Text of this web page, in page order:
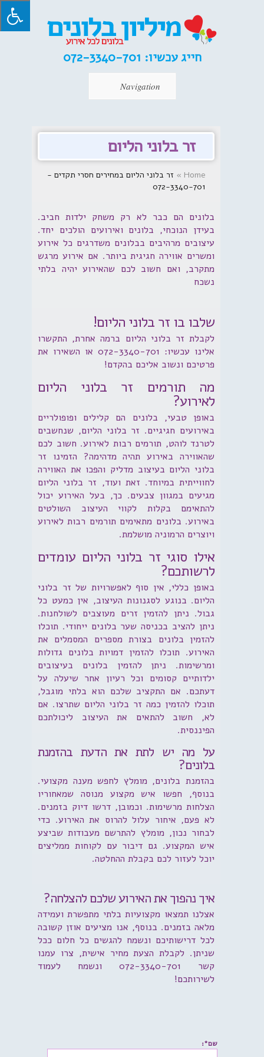
חייג עכשיו:
Navigation
זר בלוני הליום
Home
» זר בלוני הליום במחירים חסרי תקדים -
072-3340-701
בלונים הם כבר לא רק משחק ילדות חביב.
בעידן הנוכחי, בלונים ואירועים הולכים יחד.
עיצובים מרהיבים בבלונים משדרגים כל אירוע
ומשרים אווירה חגיגית ביותר. אם אירוע מרגש
מתקרב, ואם חשוב לכם שהאירוע יהיה בלתי
נשכח
שלבו בו זר בלוני הליום!
לקבלת זר בלוני הליום ברמה אחרת, התקשרו
אלינו עכשיו: 072-3340-701 או השאירו את
פרטיכם ונשוב אליכם בהקדם!
מה תורמים זר בלוני הליום
לאירוע?
באופן טבעי, בלונים הם קלילים ופופולריים
באירועים חגיגיים. זר בלוני הליום, שנחשבים
לטרנד לוהט, תורמים רבות לאירוע. חשוב לכם
שהאווירה באירוע תהיה מדהימה? הזמינו זר
בלוני הליום בעיצוב מדליק והפכו את האווירה
לחווייתית במיוחד. זאת ועוד, זר בלוני הליום
מגיעים במגוון צבעים. כך, בעל האירוע יכול
להתאימם בקלות לקווי העיצוב השולטים
באירוע. בלונים מתאימים תורמים רבות לאירוע
ויוצרים הרמוניה מושלמת.
אילו סוגי זר בלוני הליום עומדים
לרשותכם?
באופן כללי, אין סוף לאפשרויות של זר בלוני
הליום. בנוגע לסגנונות העיצוב, אין כמעט כל
גבול. ניתן להזמין זרים מעוצבים לשולחנות.
ניתן להציב בכניסה שער בלונים ייחודי. תוכלו
להזמין בלונים בצורת מספרים המסמלים את
האירוע. תוכלו להזמין דמויות בלונים גדולות
ומרשימות. ניתן להזמין בלונים בעיצובים
ילדותיים קסומים וכל רעיון אחר שיעלה על
דעתכם. אם התקציב שלכם הוא בלתי מוגבל,
תוכלו להזמין כמה זר בלוני הליום שתרצו. אם
לא, חשוב להתאים את העיצוב ליכולתכם
הפיננסית.
על מה יש לתת את הדעת בהזמנת
בלונים?
בהזמנת בלונים, מומלץ לחפש מענה מקצועי.
בנוסף, חפשו איש מקצוע מנוסה שמאחוריו
הצלחות מרשימות. וכמובן, דרשו דיוק בזמנים.
לא פעם, איחור עלול להרוס את האירוע. כדי
לבחור נכון, מומלץ להתרשם מעבודות שביצע
איש המקצוע. גם דיבור עם לקוחות ממליצים
יוכל לעזור לכם בקבלת ההחלטה.
איך נהפוך את האירוע שלכם להצלחה?
אצלנו תמצאו מקצועיות בלתי מתפשרת ועמידה
מלאה בזמנים. בנוסף, אנו מציעים אוזן קשובה
לכל דרישותיכם ונשמח להגשים כל חלום ככל
שניתן. לקבלת הצעת מחיר אישית, צרו עמנו
קשר 072-3340-701 ונשמח לעמוד
לשירותכם!
שם*: